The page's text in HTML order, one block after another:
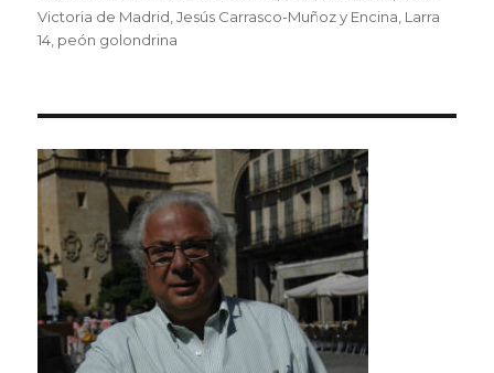
Victoria de Madrid,Jesús Carrasco-Muñoz y Encina, Larra
14, peón golondrina